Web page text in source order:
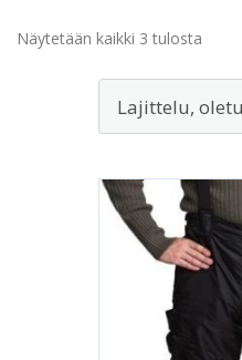
Näytetään kaikki 3 tulosta